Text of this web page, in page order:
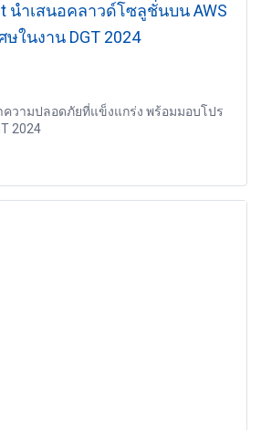
นำเสนอคลาวด์โซลูชั่นบน AWS
ในงาน DGT 2024
วามปลอดภัยที่แข็งแกร่ง พร้อมมอบโปร
2024